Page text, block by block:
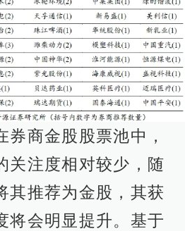
券商金股股票池中，
关注度相对较少，随
其推荐为金股，其获
将会明显提升。基于